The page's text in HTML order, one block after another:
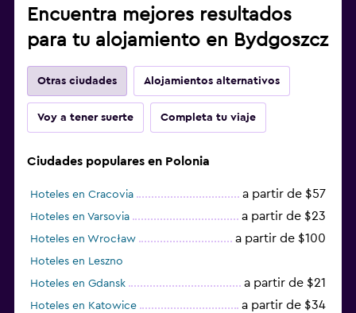
Encuentra mejores resultados
para tu alojamiento en Bydgoszcz
Otras ciudades Alojamientos alternativos
Voy a tener suerte Completa tu viaje
Ciudades populares en Polonia
Hoteles en Cracovia a partir de $57
Hoteles en Varsovia a partir de $23
Hoteles en Wrocław a partir de $100
Hoteles en Leszno
Hoteles en Gdansk
a partir de $21
Hoteles en Katowice a partir de $34